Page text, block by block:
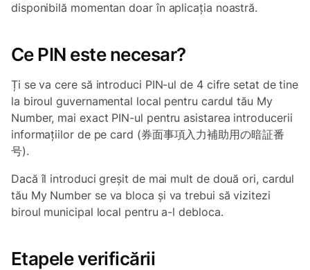
disponibilă momentan doar în aplicația noastră.
Ce PIN este necesar?
Ți se va cere să introduci PIN-ul de 4 cifre setat de tine
la biroul guvernamental local pentru cardul tău My
Number, mai exact PIN-ul pentru asistarea introducerii
informațiilor de pe card (券面事項入力補助用の暗証番
号).
Dacă îl introduci greșit de mai mult de două ori, cardul
tău My Number se va bloca și va trebui să vizitezi
biroul municipal local pentru a-l debloca.
Etapele verificării